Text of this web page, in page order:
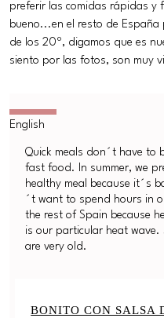
preferir las comidas rápidas y
bueno...en el resto de
de los 20º, digamos que es
siento por las fotos, son muy
Quick meals don´t have to
fast food. In summer, we
healthy meal because it´s
´t want to spend hours in
the rest of Spain because
is our particular heat
are very old.
BONITO CON SALSA